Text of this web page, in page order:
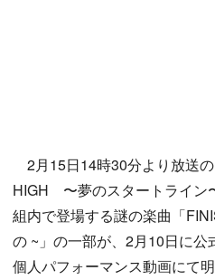
2月15日14時30分より放送
HIGH 〜夢のスタートライン
組内で登場する謎の楽曲「
の ~」の一部が、2月10日に
個人パフォーマンス動画にて明